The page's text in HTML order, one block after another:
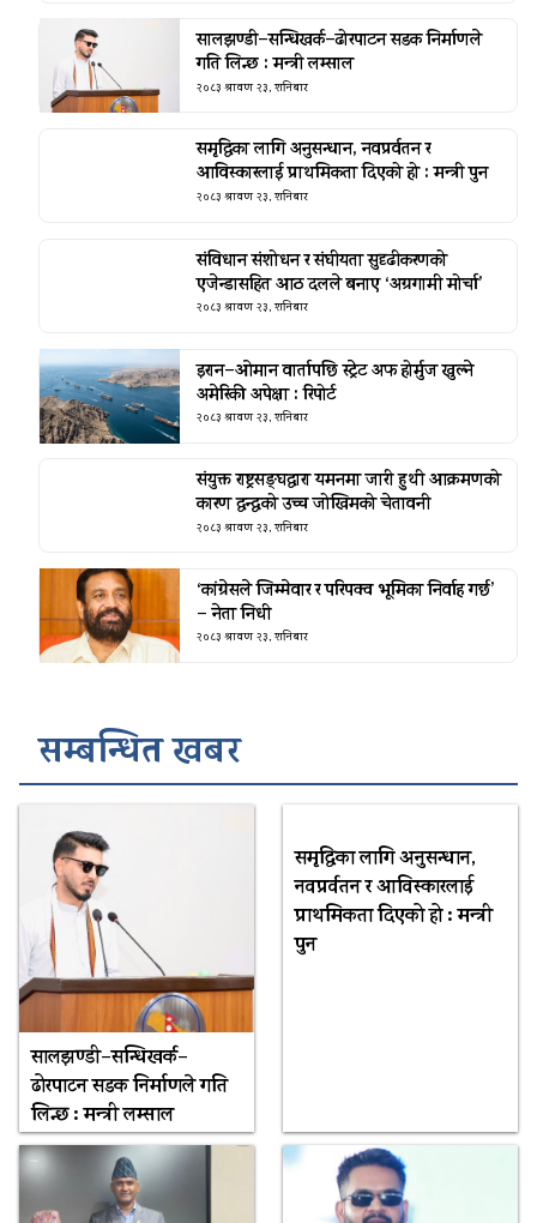
सालझण्डी–सन्धिखर्क–ढोरपाटन सडक निर्माणले
गति लिन्छ : मन्त्री लम्साल
२०८३ श्रावण २३, शनिबार
समृद्धिका लागि अनुसन्धान, नवप्रर्वतन र
आविस्कारलाई प्राथमिकता दिएको हो : मन्त्री पुन
२०८३ श्रावण २३, शनिबार
संविधान संशोधन र संघीयता सुदृढीकरणको
एजेन्डासहित आठ दलले बनाए ‘अग्रगामी मोर्चा’
२०८३ श्रावण २३, शनिबार
इरान–ओमान वार्तापछि स्ट्रेट अफ होर्मुज खुल्ने
अमेरिकी अपेक्षा : रिपोर्ट
२०८३ श्रावण २३, शनिबार
संयुक्त राष्ट्रसङ्घद्वारा यमनमा जारी हुथी आक्रमणको
कारण द्वन्द्वको उच्च जोखिमको चेतावनी
२०८३ श्रावण २३, शनिबार
‘कांग्रेसले जिम्मेवार र परिपक्व भूमिका निर्वाह गर्छ’
– नेता निधी
२०८३ श्रावण २३, शनिबार
सम्बन्धित खबर
सालझण्डी–सन्धिखर्क–
ढोरपाटन सडक निर्माणले गति
लिन्छ : मन्त्री लम्साल
समृद्धिका लागि अनुसन्धान,
नवप्रर्वतन र आविस्कारलाई
प्राथमिकता दिएको हो : मन्त्री
पुन